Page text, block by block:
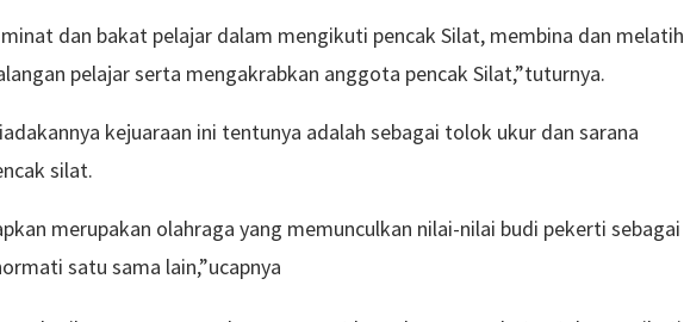
dan bakat pelajar dalam mengikuti pencak Silat, membina dan melatih
pelajar serta mengakrabkan anggota pencak Silat,”tuturnya.
kejuaraan ini tentunya adalah sebagai tolok ukur dan sarana
silat.
merupakan olahraga yang memunculkan nilai-nilai budi pekerti sebagai
satu sama lain,”ucapnya